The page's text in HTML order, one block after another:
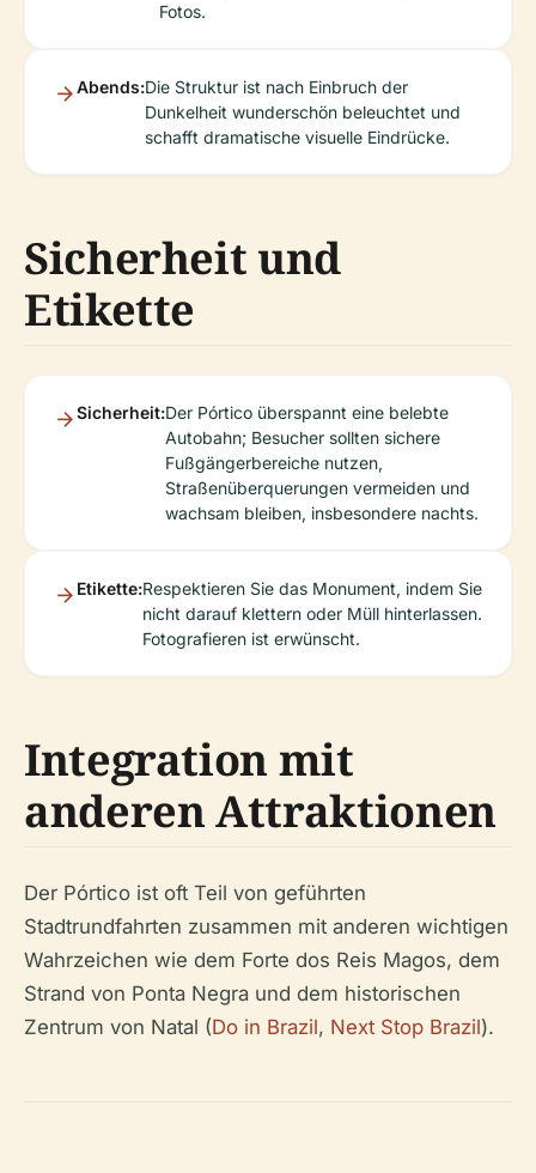
Fotos.
Abends:Die Struktur ist nach Einbruch der
Dunkelheit wunderschön beleuchtet und
schafft dramatische visuelle Eindrücke.
Sicherheit und
Etikette
Sicherheit:Der Pórtico überspannt eine belebte
Autobahn; Besucher sollten sichere
Fußgängerbereiche nutzen,
Straßenüberquerungen vermeiden und
wachsam bleiben, insbesondere nachts.
Etikette:Respektieren Sie das Monument, indem Sie
nicht darauf klettern oder Müll hinterlassen.
Fotografieren ist erwünscht.
Integration mit
anderen Attraktionen
Der Pórtico ist oft Teil von geführten
Stadtrundfahrten zusammen mit anderen wichtigen
Wahrzeichen wie dem Forte dos Reis Magos, dem
Strand von Ponta Negra und dem historischen
Zentrum von Natal (Do in Brazil, Next Stop Brazil).